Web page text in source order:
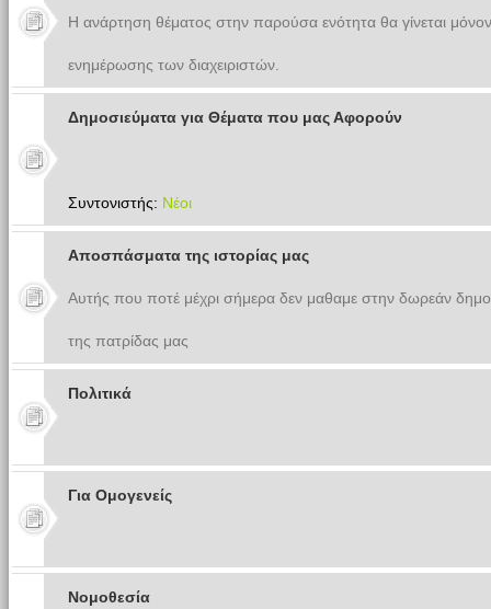
Η ανάρτηση θέματος στην παρούσα ενότητα θα γίνεται
ενημέρωσης των διαχειριστών.
Δημοσιεύματα για Θέματα που μας Αφορούν
Συντονιστής: Νέοι
Αποσπάσματα της ιστορίας μας
Αυτής που ποτέ μέχρι σήμερα δεν μαθαμε στην δωρεάν
της πατρίδας μας
Πολιτικά
Για Ομογενείς
Νομοθεσία